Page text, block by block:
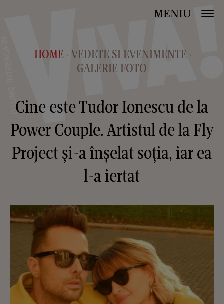
MENIU
HOME > VEDETE SI EVENIMENTE >
GALERIE FOTO
Cine este Tudor Ionescu de la
Power Couple. Artistul de la Fly
Project și-a înșelat soția, iar ea
l-a iertat